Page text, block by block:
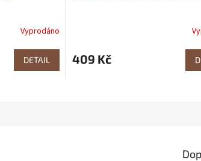
Vyprodáno
DETAIL 409 Kč